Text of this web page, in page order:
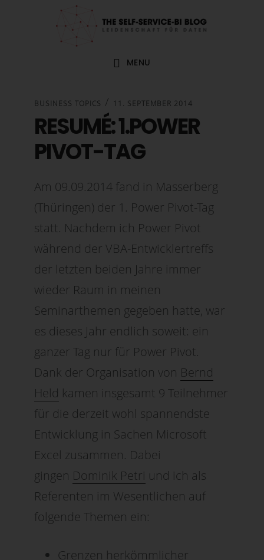
Hauptnavigation
Seitenspalte
MENU
BUSINESS TOPICS / 11. SEPTEMBER 2014
RESUMÉ: 1.POWER
PIVOT-TAG
Am 09.09.2014 fand in Masserberg
(Thüringen) der 1. Power Pivot-Tag
statt. Nachdem ich Power Pivot
während der VBA-Entwicklertreffs
der letzten beiden Jahre immer
wieder Raum in meinen
Seminarthemen gegeben hatte, war
es dieses Jahr endlich soweit: ein
ganzer Tag nur für Power Pivot.
Dank der Organisation von Bernd
Held kamen insgesamt 9 Teilnehmer
für die derzeit wohl spannendste
Entwicklung in Sachen Microsoft
Excel zusammen. Dabei
gingen Dominik Petri und ich als
Referenten im Wesentlichen auf
folgende Themen ein:
Grenzen herkömmlicher